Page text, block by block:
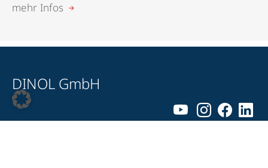
mehr Infos
DINOL GmbH